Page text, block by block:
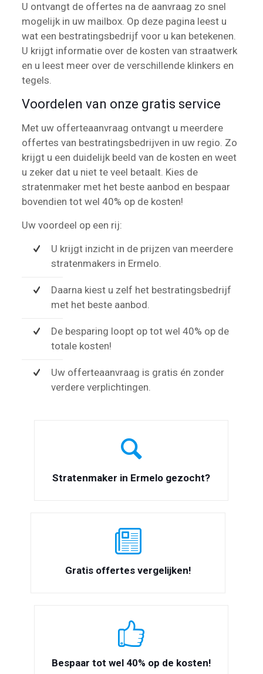
U ontvangt de offertes na de aanvraag zo snel
mogelijk in uw mailbox. Op deze pagina leest u
wat een bestratingsbedrijf voor u kan betekenen.
U krijgt informatie over de kosten van straatwerk
en u leest meer over de verschillende klinkers en
tegels.
Voordelen van onze gratis service
Met uw offerteaanvraag ontvangt u meerdere
offertes van bestratingsbedrijven in uw regio. Zo
krijgt u een duidelijk beeld van de kosten en weet
u zeker dat u niet te veel betaalt. Kies de
stratenmaker met het beste aanbod en bespaar
bovendien tot wel 40% op de kosten!
Uw voordeel op een rij:
U krijgt inzicht in de prijzen van meerdere
stratenmakers in Ermelo.
Daarna kiest u zelf het bestratingsbedrijf
met het beste aanbod.
De besparing loopt op tot wel 40% op de
totale kosten!
Uw offerteaanvraag is gratis én zonder
verdere verplichtingen.
Stratenmaker in Ermelo gezocht?
Gratis offertes vergelijken!
Bespaar tot wel 40% op de kosten!